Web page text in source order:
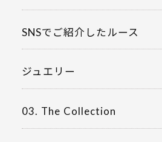
SNSでご紹介したルース
ジュエリー
03. The Collection